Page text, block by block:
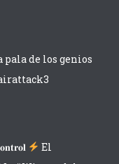
pala de los genios
El